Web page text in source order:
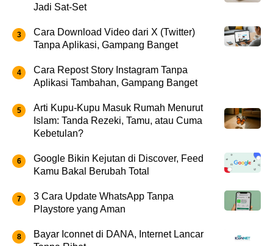
Jadi Sat-Set
Cara Download Video dari X (Twitter)
Tanpa Aplikasi, Gampang Banget
Cara Repost Story Instagram Tanpa
Aplikasi Tambahan, Gampang Banget
Arti Kupu-Kupu Masuk Rumah Menurut
Islam: Tanda Rezeki, Tamu, atau Cuma
Kebetulan?
Google Bikin Kejutan di Discover, Feed
Kamu Bakal Berubah Total
3 Cara Update WhatsApp Tanpa
Playstore yang Aman
Bayar Iconnet di DANA, Internet Lancar